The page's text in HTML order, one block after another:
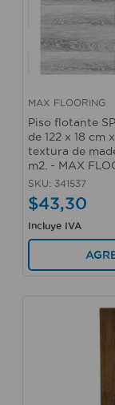
MAX FLOORING
Piso flotante
de 122 x 18 cm
textura de
m2. - MAX
SKU: 341537
$43,30
Incluye IVA